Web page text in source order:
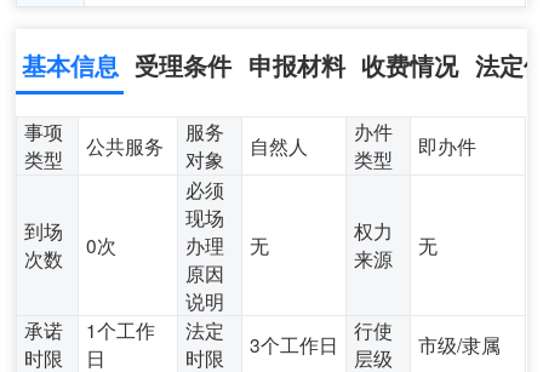
基本信息 受理条件 申报材料 收费情况 法定
事项
类型
公共服务
服务
对象
自然人
办件
类型
即办件
到场
次数
0次
必须
现场
办理
原因
说明
无
权力
来源
无
承诺
时限
1个工作
日
法定
时限
3个工作日
行使
层级
市级/隶属